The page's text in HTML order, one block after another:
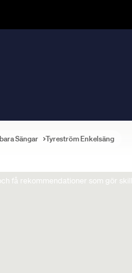
få rekommendationer som gör
Sängar Tyreström Enkelsäng